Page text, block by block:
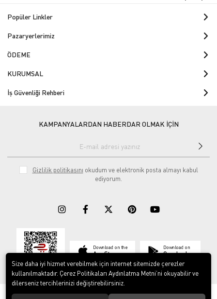
Popüler Linkler
Pazaryerlerimiz
ÖDEME
KURUMSAL
İş Güvenliği Rehberi
KAMPANYALARDAN HABERDAR OLMAK İÇİN
Gizlilik politikasını okudum ve elektronik posta almayı kabul
ediyorum.
Download on the
App Store
Download on
Google play
© 2023ERY İş Güvenliği Ekipmanları. Tüm hakları saklıdır.
Size daha iyi hizmet verebilmek için internet sitemizde çerezler
kullanılmaktadır. Çerez Politikaları Aydınlatma Metni’ni okuyabilir ve
dilerseniz tercihlerinizi değiştirebilirsiniz.